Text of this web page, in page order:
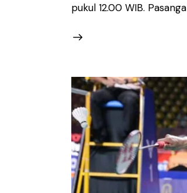
pukul 12.00 WIB.